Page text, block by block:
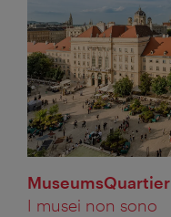
MuseumsQuartier
I musei non sono